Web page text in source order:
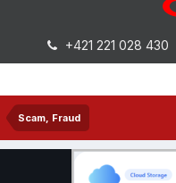
+421 221 028 430
Scam, Fraud